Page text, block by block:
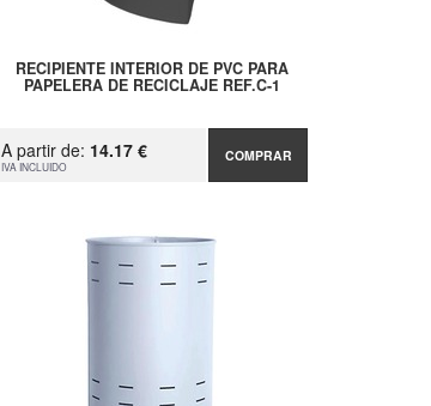
RECIPIENTE INTERIOR DE PVC PARA
PAPELERA DE RECICLAJE REF.C-1
A partir de: 14.17 €
IVA INCLUIDO
COMPRAR